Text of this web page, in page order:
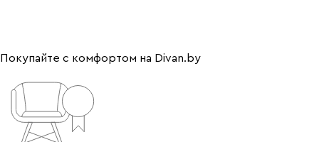
Покупайте с комфортом на Divan.by